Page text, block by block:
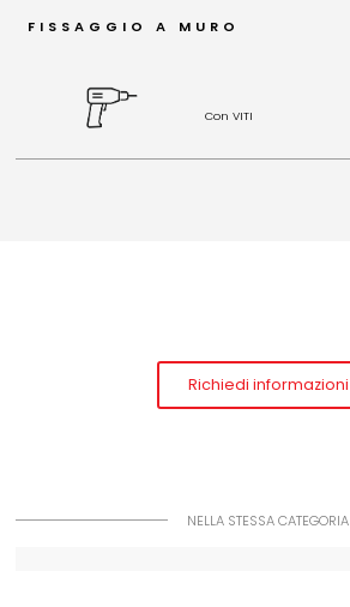
FISSAGGIO A MURO
Con VITI
Richiedi informazioni
NELLA STESSA CATEGORIA